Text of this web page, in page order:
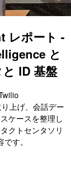
レポート -
と
ID 基盤
上げ、会話デー
ケースを整理し
クトセンタソリ
す。